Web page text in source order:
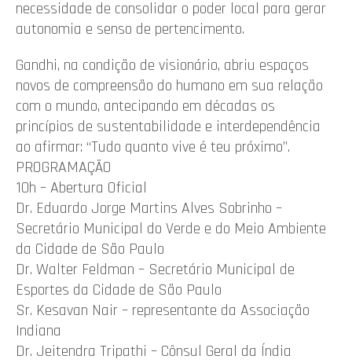
necessidade de consolidar o poder local para gerar
autonomia e senso de pertencimento.
Gandhi, na condição de visionário, abriu espaços
novos de compreensão do humano em sua relação
com o mundo, antecipando em décadas os
princípios de sustentabilidade e interdependência
ao afirmar: “Tudo quanto vive é teu próximo”.
PROGRAMAÇÃO
10h – Abertura Oficial
Dr. Eduardo Jorge Martins Alves Sobrinho –
Secretário Municipal do Verde e do Meio Ambiente
da Cidade de São Paulo
Dr. Walter Feldman – Secretário Municipal de
Esportes da Cidade de São Paulo
Sr. Kesavan Nair – representante da Associação
Indiana
Dr. Jeitendra Tripathi – Cônsul Geral da Índia